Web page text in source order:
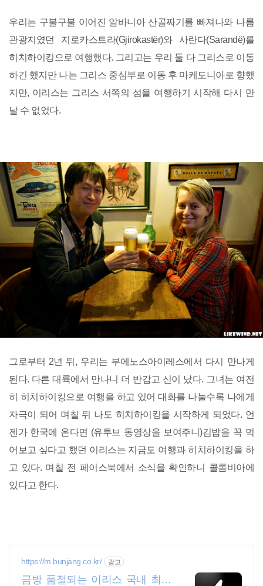
우리는 구불구불 이어진 알바니아 산골짜기를 빠져나와 나름
관광지였던 지로카스트라(Gjirokastër)와 사란다(Sarandë)를
히치하이킹으로 여행했다. 그리고는 우리 둘 다 그리스로 이동
하긴 했지만 나는 그리스 중심부로 이동 후 마케도니아로 향했
지만, 이리스는 그리스 서쪽의 섬을 여행하기 시작해 다시 만
날 수 없었다.
그로부터 2년 뒤, 우리는 부에노스아이레스에서 다시 만나게
된다. 다른 대륙에서 만나니 더 반갑고 신이 났다. 그녀는 여전
히 히치하이킹으로 여행을 하고 있어 대화를 나눌수록 나에게
자극이 되어 며칠 뒤 나도 히치하이킹을 시작하게 되었다. 언
젠가 한국에 온다면 (유투브 동영상을 보여주니)김밥을 꼭 먹
어보고 싶다고 했던 이리스는 지금도 여행과 히치하이킹을 하
고 있다. 며칠 전 페이스북에서 소식을 확인하니 콜롬비아에
있다고 한다.
https://m.bunjang.co.kr/ 광고
금방 품절되는 이리스 국내 최대